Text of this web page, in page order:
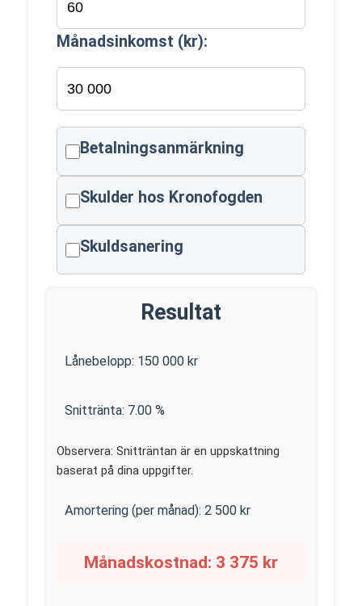
Månadsinkomst (kr):
Betalningsanmärkning
Skulder hos Kronofogden
Skuldsanering
Resultat
Lånebelopp: 150 000 kr
Snittränta: 7.00 %
Observera: Snitträntan är en uppskattning
baserat på dina uppgifter.
Amortering (per månad): 2 500 kr
Månadskostnad: 3 375 kr